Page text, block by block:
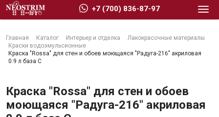
Главная Каталог Интерьер и отделка
Лакокрасочные материалы
Краски водоэмульсионные
Краска "Rossa" для стен и обоев моющаяся "Радуга-216" акриловая
0.9 л база С
Краска "Rossa" для стен и обоев
моющаяся "Радуга-216" акриловая
+7 (700) 836-87-97
Стройматериалы